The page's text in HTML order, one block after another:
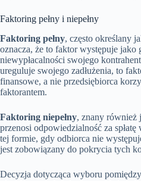
Faktoring pełny i niepełny
Faktoring pełny, często określany
oznacza, że to faktor występuje jako
niewypłacalności swojego
ureguluje swojego zadłużenia, to
finansowe, a nie przedsiębiorca
faktorantem.
Faktoring niepełny, znany również
przenosi odpowiedzialność za
tej formie, gdy odbiorca nie
jest zobowiązany do pokrycia tych
Decyzja dotycząca wyboru